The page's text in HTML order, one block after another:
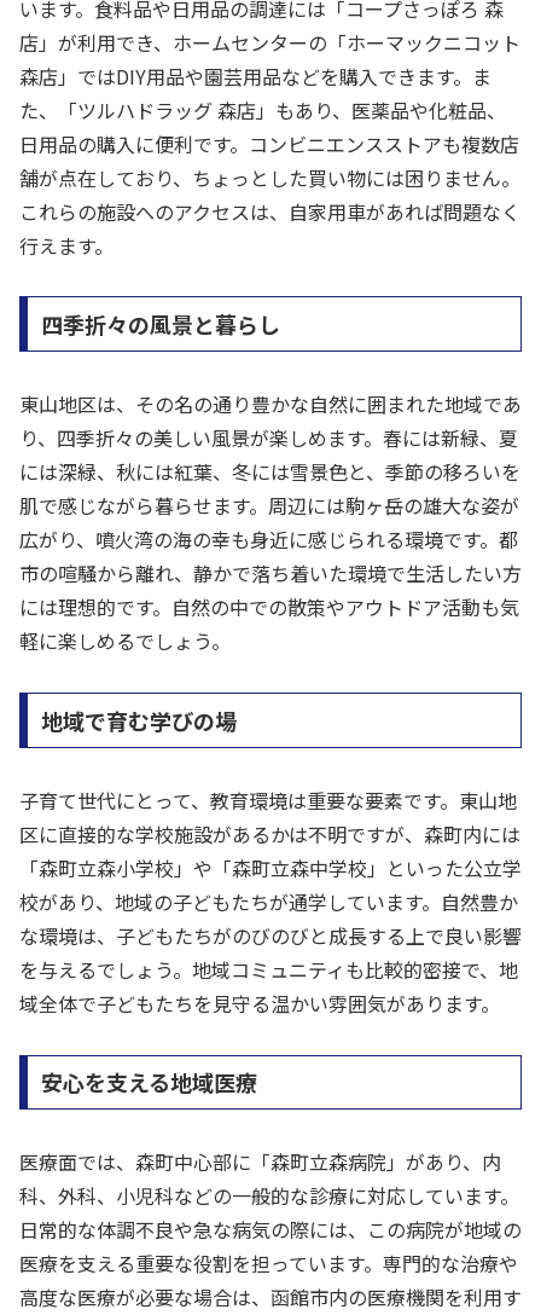
います。食料品や日用品の調達には「コープさっぽろ 森
店」が利用でき、ホームセンターの「ホーマックニコット
森店」ではDIY用品や園芸用品などを購入できます。ま
た、「ツルハドラッグ 森店」もあり、医薬品や化粧品、
日用品の購入に便利です。コンビニエンスストアも複数店
舗が点在しており、ちょっとした買い物には困りません。
これらの施設へのアクセスは、自家用車があれば問題なく
行えます。
四季折々の風景と暮らし
東山地区は、その名の通り豊かな自然に囲まれた地域であ
り、四季折々の美しい風景が楽しめます。春には新緑、夏
には深緑、秋には紅葉、冬には雪景色と、季節の移ろいを
肌で感じながら暮らせます。周辺には駒ヶ岳の雄大な姿が
広がり、噴火湾の海の幸も身近に感じられる環境です。都
市の喧騒から離れ、静かで落ち着いた環境で生活したい方
には理想的です。自然の中での散策やアウトドア活動も気
軽に楽しめるでしょう。
地域で育む学びの場
子育て世代にとって、教育環境は重要な要素です。東山地
区に直接的な学校施設があるかは不明ですが、森町内には
「森町立森小学校」や「森町立森中学校」といった公立学
校があり、地域の子どもたちが通学しています。自然豊か
な環境は、子どもたちがのびのびと成長する上で良い影響
を与えるでしょう。地域コミュニティも比較的密接で、地
域全体で子どもたちを見守る温かい雰囲気があります。
安心を支える地域医療
医療面では、森町中心部に「森町立森病院」があり、内
科、外科、小児科などの一般的な診療に対応しています。
日常的な体調不良や急な病気の際には、この病院が地域の
医療を支える重要な役割を担っています。専門的な治療や
高度な医療が必要な場合は、函館市内の医療機関を利用す